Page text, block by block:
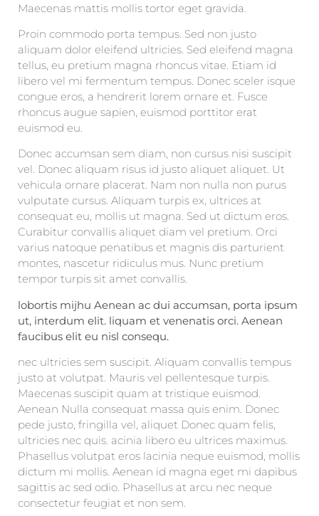
Maecenas mattis mollis tortor eget gravida.
Proin commodo porta tempus. Sed non justo
aliquam dolor eleifend ultricies. Sed eleifend magna
tellus, eu pretium magna rhoncus vitae. Etiam id
libero vel mi fermentum tempus. Donec sceler isque
congue eros, a hendrerit lorem ornare et. Fusce
rhoncus augue sapien, euismod porttitor erat
euismod eu.
Donec accumsan sem diam, non cursus nisi suscipit
vel. Donec aliquam risus id justo aliquet aliquet. Ut
vehicula ornare placerat. Nam non nulla non purus
vulputate cursus. Aliquam turpis ex, ultrices at
consequat eu, mollis ut magna. Sed ut dictum eros.
Curabitur convallis aliquet diam vel pretium. Orci
varius natoque penatibus et magnis dis parturient
montes, nascetur ridiculus mus. Nunc pretium
tempor turpis sit amet convallis.
lobortis mijhu Aenean ac dui accumsan, porta ipsum
ut, interdum elit. liquam et venenatis orci. Aenean
faucibus elit eu nisl consequ.
nec ultricies sem suscipit. Aliquam convallis tempus
justo at volutpat. Mauris vel pellentesque turpis.
Maecenas suscipit quam at tristique euismod.
Aenean Nulla consequat massa quis enim. Donec
pede justo, fringilla vel, aliquet Donec quam felis,
ultricies nec quis. acinia libero eu ultrices maximus.
Phasellus volutpat eros lacinia neque euismod, mollis
dictum mi mollis. Aenean id magna eget mi dapibus
sagittis ac sed odio. Phasellus at arcu nec neque
consectetur feugiat et non sem.